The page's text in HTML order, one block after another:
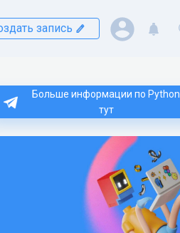
запись
Больше информации по Python
тут